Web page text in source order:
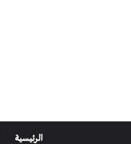
الرئيسية